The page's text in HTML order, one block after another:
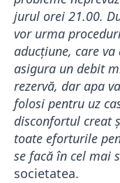
jurul orei 21.00.
vor urma
aducțiune, care
asigura un debit
rezervă, dar apa
folosi pentru uz
disconfortul creat
toate eforturile
se facă în cel mai
societatea.